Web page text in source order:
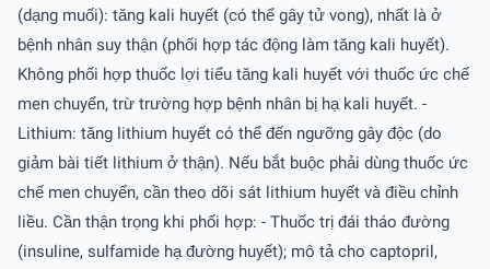
(dạng muối): tăng kali huyết (có thể gây tử vong), nhất là ở
bệnh nhân suy thận (phối hợp tác động làm tăng kali huyết).
Không phối hợp thuốc lợi tiểu tăng kali huyết với thuốc ức chế
men chuyển, trừ trường hợp bệnh nhân bị hạ kali huyết. -
Lithium: tăng lithium huyết có thể đến ngưỡng gây độc (do
giảm bài tiết lithium ở thận). Nếu bắt buộc phải dùng thuốc ức
chế men chuyển, cần theo dõi sát lithium huyết và điều chỉnh
liều. Cần thận trọng khi phối hợp: - Thuốc trị đái tháo đường
(insuline, sulfamide hạ đường huyết); mô tả cho captopril,